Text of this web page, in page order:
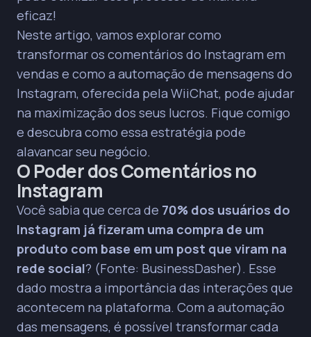
Ferramentas como a WiiChat permitem
plataformas, transformando comentários em
vendas potenciais.
A configuração da automação envolve criar uma
conta na plataforma, configurar um bot,
conectar páginas do Instagram e Facebook, e
definir gatilhos de palavras-chave para respostas
automáticas.
Benefícios da automação incluem respostas
instantâneas (aumentando chances de
conversão), personalização das mensagens e
economia de tempo para a equipe.
96% dos consumidores consideram o
atendimento ao cliente crucial na escolha de
uma marca, e empresas com automação de
atendimento podem ter até 30% mais
conversão.
A medição do sucesso da automação envolve
monitorar a taxa de conversão, o tempo de
resposta e o nível de engajamento.
eficaz!
Neste artigo, vamos explorar como
transformar os comentários do Instagram em
vendas e como a automação de mensagens do
Instagram, oferecida pela WiiChat, pode ajudar
na maximização dos seus lucros. Fique comigo
e descubra como essa estratégia pode
alavancar seu negócio.
O Poder dos Comentários no
Instagram
Você sabia que cerca de 70% dos usuários do
Instagram já fizeram uma compra de um
produto com base em um post que viram na
rede social? (Fonte: BusinessDasher). Esse
dado mostra a importância das interações que
acontecem na plataforma. Com a automação
das mensagens, é possível transformar cada